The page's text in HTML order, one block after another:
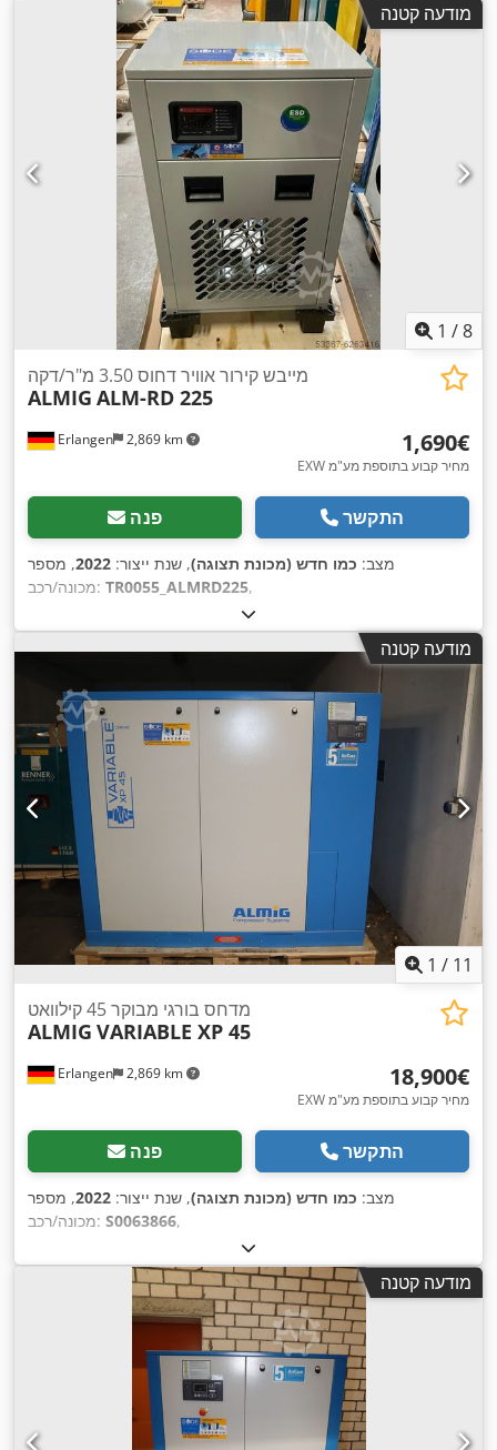
מודעה קטנה
1 /8
Erlangen 2,869 km
מייבש קירור אוויר דחוס 3.50 מ"ר/דקה
ALMIG ALM-RD 225
‏1,690 ‏€
EXW מחיר קבוע בתוספת מע"מ
פנה התקשר
מצב: כמו חדש (מכונת תצוגה), שנת ייצור: 2022, מספר
מכונה/רכב: TR0055_ALMRD225,
מודעה קטנה
1 / 11
Erlangen 2,869 km
מדחס בורגי מבוקר 45 קילוואט
ALMIG VARIABLE XP 45
‏18,900 ‏€
EXW מחיר קבוע בתוספת מע"מ
פנה התקשר
מצב: כמו חדש (מכונת תצוגה), שנת ייצור: 2022, מספר
מכונה/רכב: S0063866,
מודעה קטנה